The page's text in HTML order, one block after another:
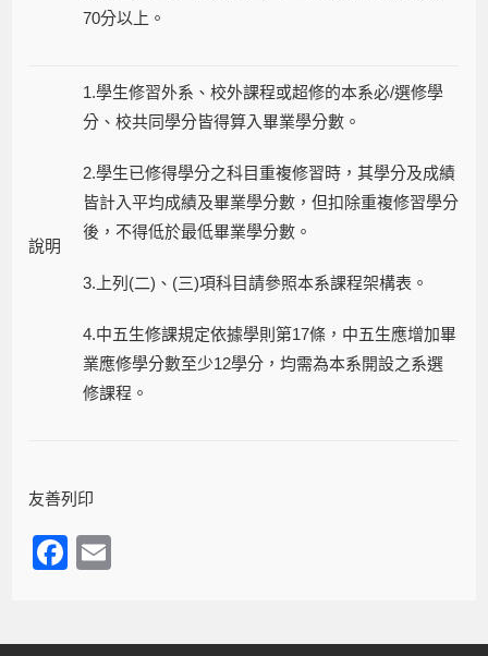
70分以上。
說明
1.學生修習外系、校外課程或超修的本系必/選修學
分、校共同學分皆得算入畢業學分數。
2.學生已修得學分之科目重複修習時，其學分及成績
皆計入平均成績及畢業學分數，但扣除重複修習學分
後，不得低於最低畢業學分數。
3.上列(二)、(三)項科目請參照本系課程架構表。
4.中五生修課規定依據學則第17條，中五生應增加畢
業應修學分數至少12學分，均需為本系開設之系選
修課程。
友善列印
F